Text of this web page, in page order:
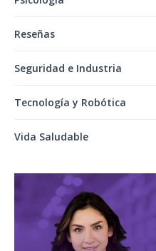
Reseñas
Seguridad e Industria
Tecnología y Robótica
Vida Saludable